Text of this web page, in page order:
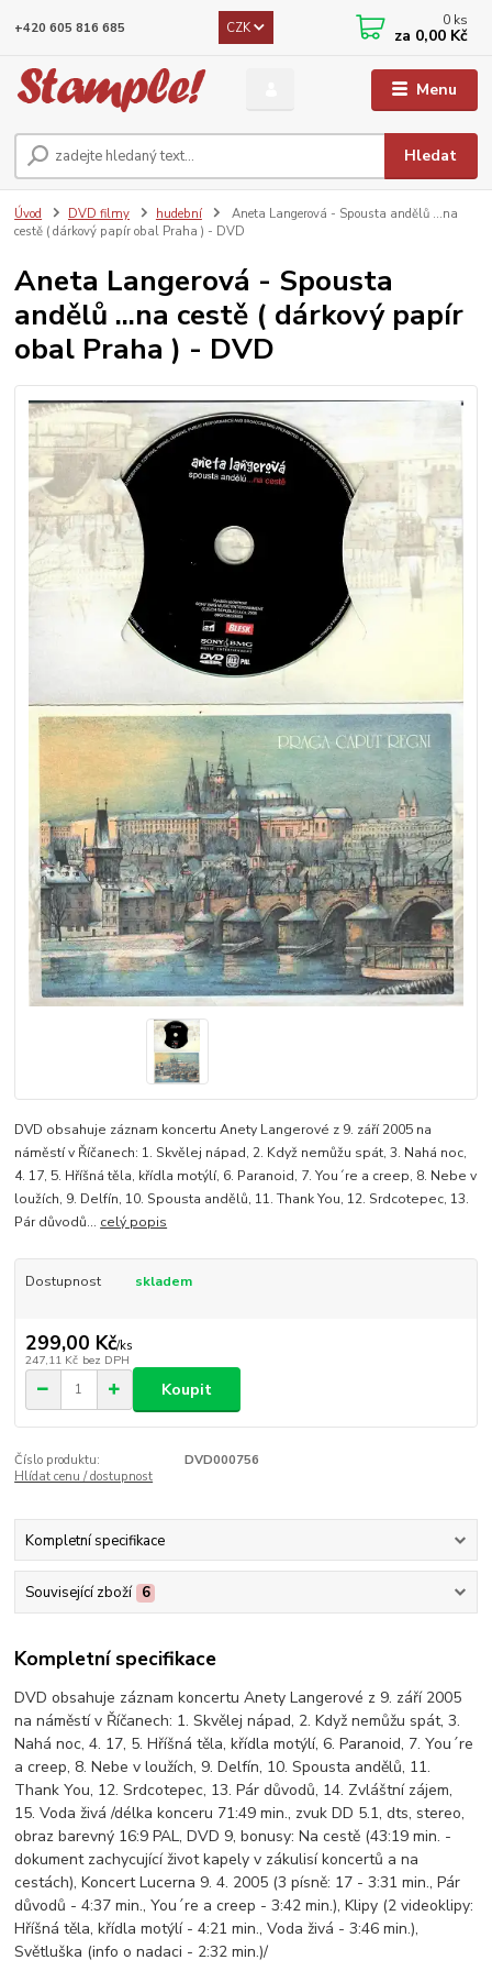
Menu
CZK
Hledat
+420 605 816 685 0 ks
za 0,00 Kč
Úvod DVD filmy hudební
Aneta Langerová - Spousta andělů ...na
cestě ( dárkový papír obal Praha ) - DVD
Aneta Langerová - Spousta
andělů ...na cestě ( dárkový papír
obal Praha ) - DVD
DVD obsahuje záznam koncertu Anety Langerové z 9. září 2005 na
náměstí v Říčanech: 1. Skvělej nápad, 2. Když nemůžu spát, 3. Nahá noc,
4. 17, 5. Hříšná těla, křídla motýlí, 6. Paranoid, 7. You´re a creep, 8. Nebe v
loužích, 9. Delfín, 10. Spousta andělů, 11. Thank You, 12. Srdcotepec, 13.
Pár důvodů... celý popis
Dostupnost skladem
299,00 Kč/ks
247,11 Kč bez DPH
Koupit
Číslo produktu:
DVD000756
Hlídat cenu / dostupnost
Kompletní specifikace
Související zboží 6
Kompletní specifikace
DVD obsahuje záznam koncertu Anety Langerové z 9. září 2005
na náměstí v Říčanech: 1. Skvělej nápad, 2. Když nemůžu spát, 3.
Nahá noc, 4. 17, 5. Hříšná těla, křídla motýlí, 6. Paranoid, 7. You´re
a creep, 8. Nebe v loužích, 9. Delfín, 10. Spousta andělů, 11.
Thank You, 12. Srdcotepec, 13. Pár důvodů, 14. Zvláštní zájem,
15. Voda živá /délka konceru 71:49 min., zvuk DD 5.1, dts, stereo,
obraz barevný 16:9 PAL, DVD 9, bonusy: Na cestě (43:19 min. -
dokument zachycující život kapely v zákulisí koncertů a na
cestách), Koncert Lucerna 9. 4. 2005 (3 písně: 17 - 3:31 min., Pár
důvodů - 4:37 min., You´re a creep - 3:42 min.), Klipy (2 videoklipy:
Hříšná těla, křídla motýlí - 4:21 min., Voda živá - 3:46 min.),
Světluška (info o nadaci - 2:32 min.)/